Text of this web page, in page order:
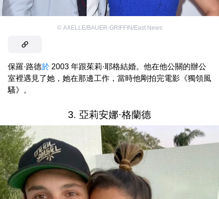
© AXELLE/BAUER-GRIFFIN/East News
保羅·路德於 2003 年跟茱莉·耶格結婚。他在他公關的辦公
室裡遇見了她，她在那邊工作，當時他剛拍完電影《獨領風
騷》。
3. 亞莉安娜·格蘭德